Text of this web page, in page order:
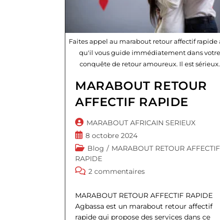
Faites appel au marabout retour affectif rapide
qu'il vous guide immédiatement dans votre
conquête de retour amoureux. Il est sérieux.
MARABOUT RETOUR
AFFECTIF RAPIDE
Auteur/autrice
de
la
publication :
MARABOUT AFRICAIN SERIEUX
Publication
publiée :
8 octobre 2024
Post
category:
Blog / MARABOUT RETOUR AFFECTIF
RAPIDE
Commentaires
la
publication :
2 commentaires
MARABOUT RETOUR AFFECTIF RAPIDE
Agbassa est un marabout retour affectif
rapide qui propose des services dans ce